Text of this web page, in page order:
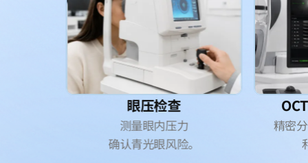
眼压检查
测量眼内压力
确认青光眼风险。
精密